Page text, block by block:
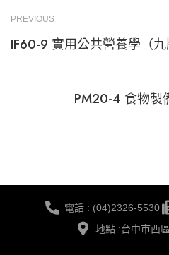
PREVIOUS
IF60-9 實用公共營養學（九
PM20-4 食物製
電話 : (04)2326-5530
地點 :台中市西